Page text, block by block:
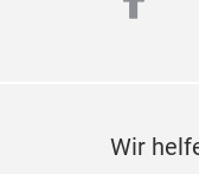
Wir